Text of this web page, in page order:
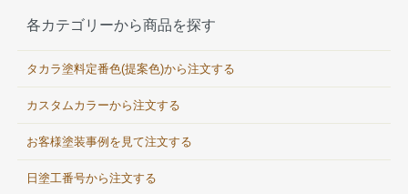
各カテゴリーから商品を探す
タカラ塗料定番色(提案色)から注文する
カスタムカラーから注文する
お客様塗装事例を見て注文する
日塗工番号から注文する